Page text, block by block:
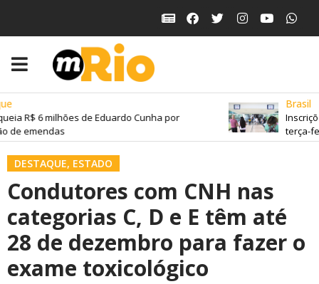
R$ 6 milhões de Eduardo Cunha por
de emendas
Brasil
terça-
DESTAQUE, ESTADO
Condutores com CNH nas
categorias C, D e E têm até
28 de dezembro para fazer o
exame toxicológico